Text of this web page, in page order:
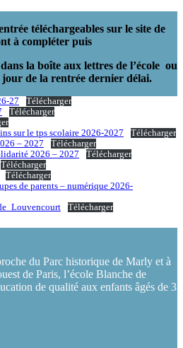
téléchargeables sur le site de
à compléter puis
la boîte aux lettres de l’école ou
jour de la rentrée dernier délai.
27
Télécharger
Télécharger
sur le tps scolaire 2026-2027
Télécharger
– 2027
Télécharger
2026 – 2027
Télécharger
Télécharger
Télécharger
de parents – numérique 2026-
Télécharger
du Parc historique de Marly et à
de Paris, l’école Blanche de
de qualité aux enfants âgés de 3